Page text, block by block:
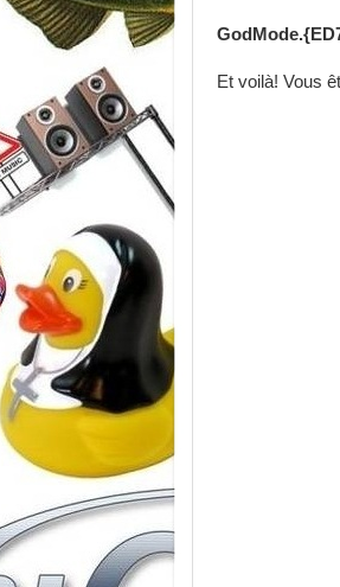
Et voilà! Vous